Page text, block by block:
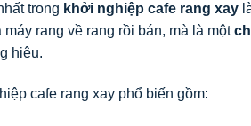
trong khởi nghiệp cafe rang xay
rang về rang rồi bán, mà là một
hiệu.
cafe rang xay phổ biến gồm: